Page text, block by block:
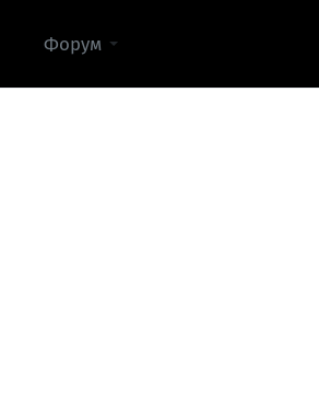
Форум